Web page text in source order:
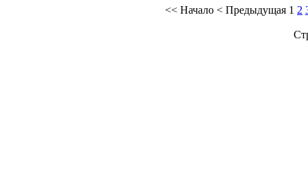
<< Начало < Предыдущая 1 2